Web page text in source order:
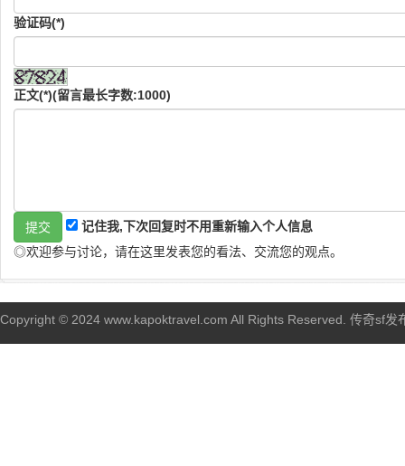
验证码(*)
正文(*)(留言最长字数:1000)
记住我,下次回复时不用重新输入个人信息
◎欢迎参与讨论，请在这里发表您的看法、交流您的观点。
Copyright © 2024 www.kapoktravel.com All Rights Reserved. 传奇sf发